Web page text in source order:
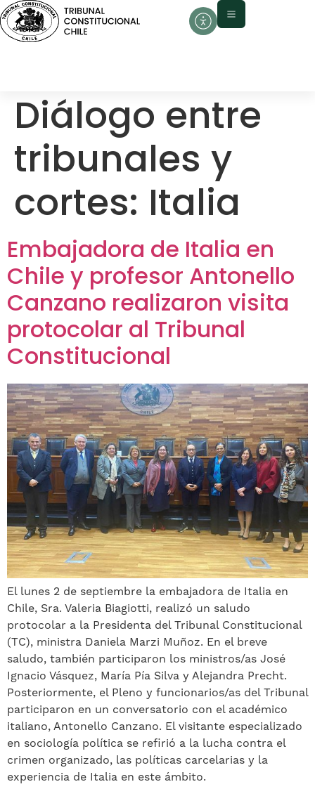
contenido
Diálogo entre
tribunales y
cortes: Italia
Embajadora de Italia en
Chile y profesor Antonello
Canzano realizaron visita
protocolar al Tribunal
Constitucional
El lunes 2 de septiembre la embajadora de Italia en
Chile, Sra. Valeria Biagiotti, realizó un saludo
protocolar a la Presidenta del Tribunal Constitucional
(TC), ministra Daniela Marzi Muñoz. En el breve
saludo, también participaron los ministros/as José
Ignacio Vásquez, María Pía Silva y Alejandra Precht.
Posteriormente, el Pleno y funcionarios/as del Tribunal
participaron en un conversatorio con el académico
italiano, Antonello Canzano. El visitante especializado
en sociología política se refirió a la lucha contra el
crimen organizado, las políticas carcelarias y la
experiencia de Italia en este ámbito.